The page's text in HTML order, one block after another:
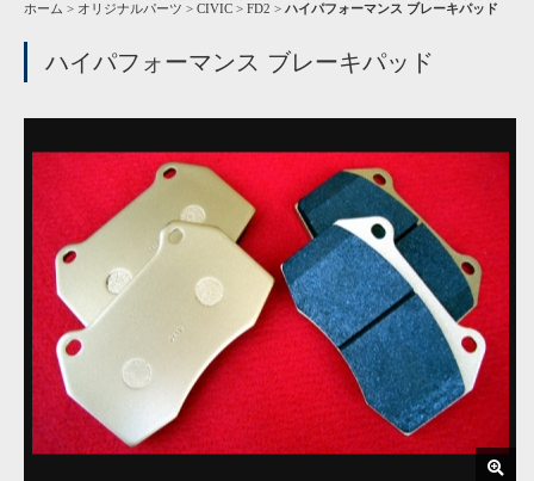
ホーム > オリジナルパーツ > CIVIC > FD2 > ハイパフォーマンス ブレーキパッド
ハイパフォーマンス ブレーキパッド